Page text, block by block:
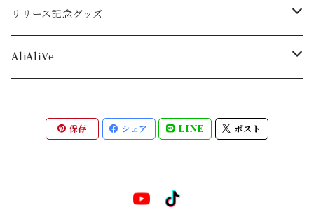
リリース記念グッズ
シンデレラストーリー
AliAliVe
2023 -animation-
保存 シェア LINE ポスト